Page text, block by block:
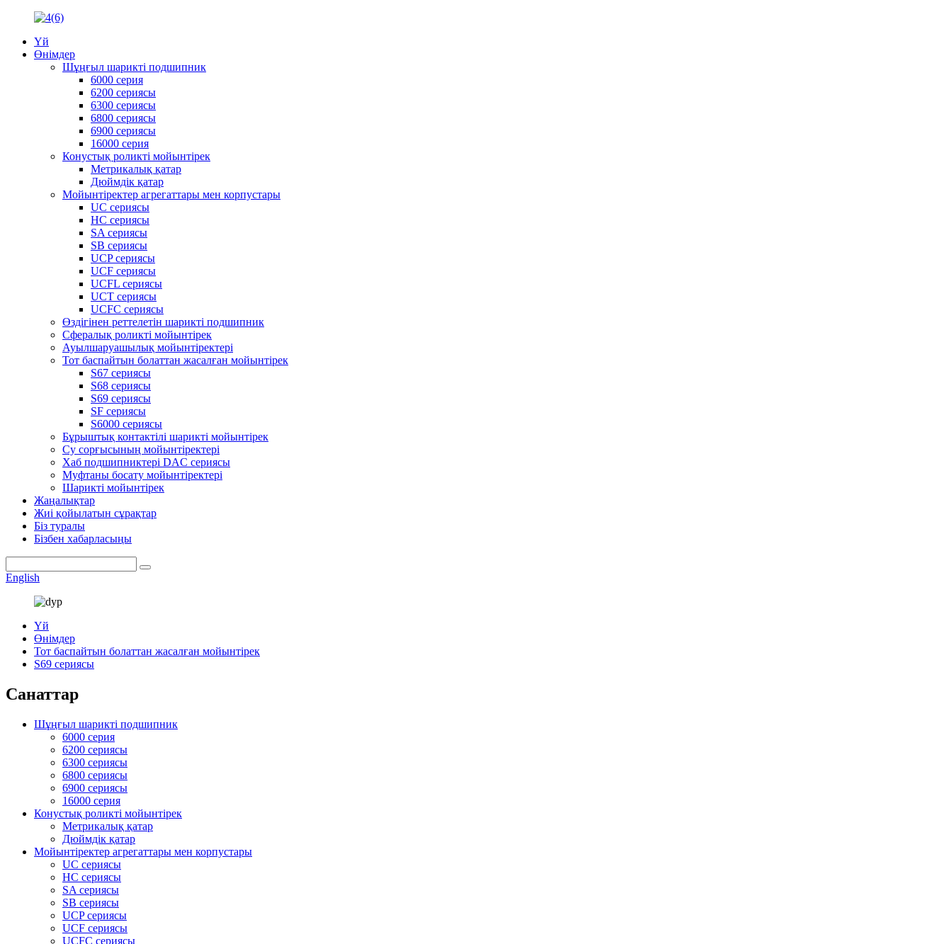
Үй
Өнімдер
Шұңғыл шарикті подшипник
6000 серия
6200 сериясы
6300 сериясы
6800 сериясы
6900 сериясы
16000 серия
Конустық роликті мойынтірек
Метрикалық қатар
Дюймдік қатар
Мойынтіректер агрегаттары мен корпустары
UC сериясы
HC сериясы
SA сериясы
SB сериясы
UCP сериясы
UCF сериясы
UCFL сериясы
UCT сериясы
UCFC сериясы
Өздігінен реттелетін шарикті подшипник
Сфералық роликті мойынтірек
Ауылшаруашылық мойынтіректері
Тот баспайтын болаттан жасалған мойынтірек
S67 сериясы
S68 сериясы
S69 сериясы
SF сериясы
S6000 сериясы
Бұрыштық контактілі шарикті мойынтірек
Су сорғысының мойынтіректері
Хаб подшипниктері DAC сериясы
Муфтаны босату мойынтіректері
Шарикті мойынтірек
Жаңалықтар
Жиі қойылатын сұрақтар
Біз туралы
Бізбен хабарласыңы
English
Үй
Өнімдер
Тот баспайтын болаттан жасалған мойынтірек
S69 сериясы
Санаттар
Шұңғыл шарикті подшипник
6000 серия
6200 сериясы
6300 сериясы
6800 сериясы
6900 сериясы
16000 серия
Конустық роликті мойынтірек
Метрикалық қатар
Дюймдік қатар
Мойынтіректер агрегаттары мен корпустары
UC сериясы
HC сериясы
SA сериясы
SB сериясы
UCP сериясы
UCF сериясы
UCFC сериясы